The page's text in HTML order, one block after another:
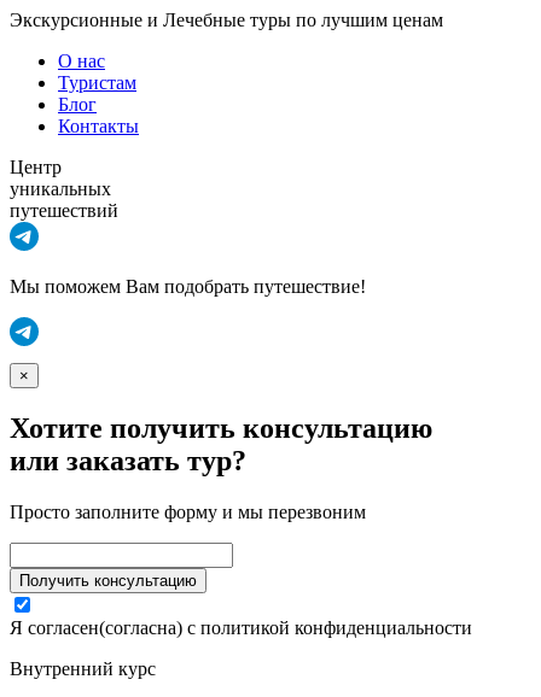
Экскурсионные и Лечебные туры по лучшим ценам
О нас
Туристам
Блог
Контакты
Центр
уникальных
путешествий
Мы поможем Вам подобрать путешествие!
×
Хотите получить консультацию
или заказать тур?
Просто заполните форму и мы перезвоним
Я согласен(согласна) с политикой конфиденциальности
Внутренний курс